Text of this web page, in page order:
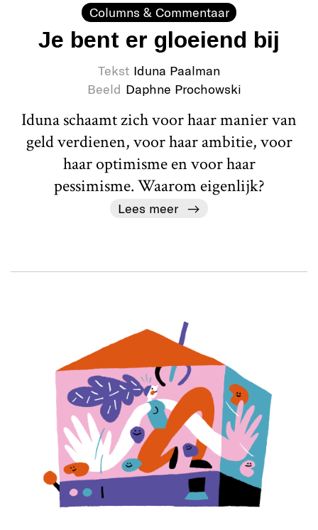
Columns & Commentaar
Je bent er gloeiend bij
Tekst Iduna Paalman
Beeld Daphne Prochowski
Iduna schaamt zich voor haar manier van
geld verdienen, voor haar ambitie, voor
haar optimisme en voor haar
pessimisme. Waarom eigenlijk?
Lees meer